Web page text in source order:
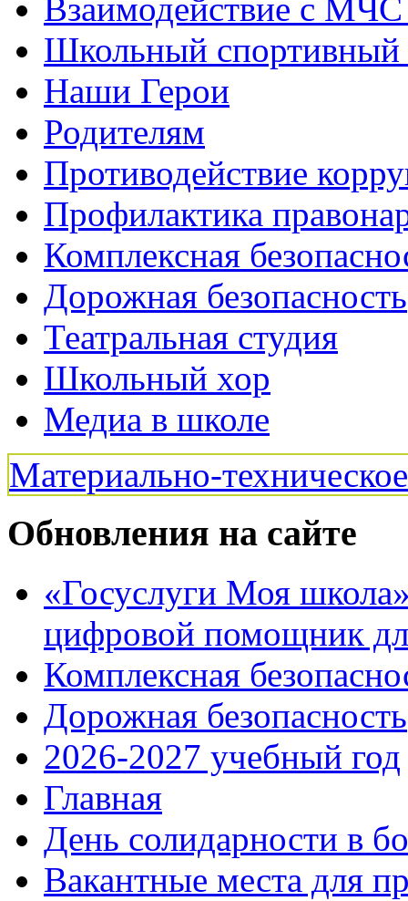
Взаимодействие с
Школьный
Наши Герои
Родителям
Противодействие
Профилактика
Комплексная
Дорожная безопасность
Театральная студия
Школьный хор
Медиа в школе
Материально-
Обновления на сайте
«Госуслуги Моя
цифровой помощник
Комплексная
Дорожная безопасность
2026-2027 учебный год
Главная
День солидарности в
Вакантные места для